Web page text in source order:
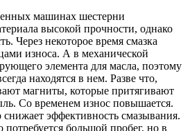
машинах шестерни
высокой прочности, однако
Через некоторое время смазка
износа. А в механической
элемента для масла, поэтому
находятся в нем. Разве что,
магниты, которые притягивают
Со временем износ повышается.
эффективность смазывания.
потребуется большой пробег, но в